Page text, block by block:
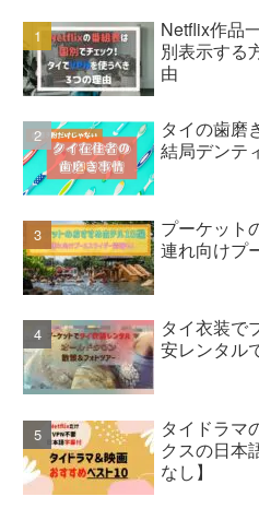
Netflix作品
別表示する
由
タイの歯磨
結局デンテ
プーケット
連れ向けプ
タイ衣装で
安レンタル
タイドラマ
クスの日本
なし】